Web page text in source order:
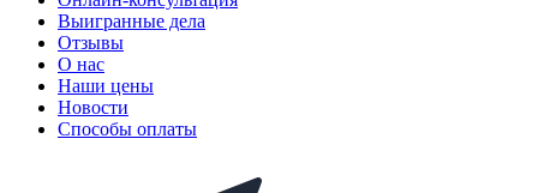
Выигранные дела
Отзывы
О нас
Наши цены
Новости
Способы оплаты